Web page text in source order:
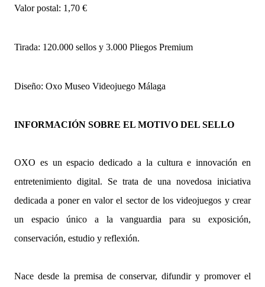
Valor postal: 1,70 €
Tirada: 120.000 sellos y 3.000 Pliegos Premium
Diseño: Oxo Museo Videojuego Málaga
INFORMACIÓN SOBRE EL MOTIVO DEL SELLO
OXO es un espacio dedicado a la cultura e innovación en
entretenimiento digital. Se trata de una novedosa iniciativa
dedicada a poner en valor el sector de los videojuegos y crear
un espacio único a la vanguardia para su exposición,
conservación, estudio y reflexión.
Nace desde la premisa de conservar, difundir y promover el